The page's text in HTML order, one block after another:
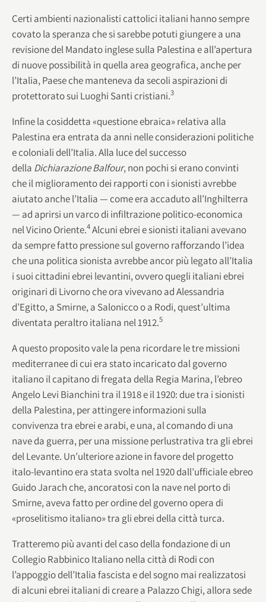
Certi ambienti nazionalisti cattolici italiani hanno sempre
covato la speranza che si sarebbe potuti giungere a una
revisione del Mandato inglese sulla Palestina e all’apertura
di nuove possibilità in quella area geografica, anche per
l’Italia, Paese che manteneva da secoli aspirazioni di
protettorato sui Luoghi Santi cristiani.3
Infine la cosiddetta «questione ebraica» relativa alla
Palestina era entrata da anni nelle considerazioni politiche
e coloniali dell’Italia. Alla luce del successo
della Dichiarazione Balfour, non pochi si erano convinti
che il miglioramento dei rapporti con i sionisti avrebbe
aiutato anche l’Italia — come era accaduto all’Inghilterra
— ad aprirsi un varco di infiltrazione politico-economica
nel Vicino Oriente.4Alcuni ebrei e sionisti italiani avevano
da sempre fatto pressione sul governo rafforzando l’idea
che una politica sionista avrebbe ancor più legato all’Italia
i suoi cittadini ebrei levantini, ovvero quegli italiani ebrei
originari di Livorno che ora vivevano ad Alessandria
d’Egitto, a Smirne, a Salonicco o a Rodi, quest’ultima
diventata peraltro italiana nel 1912.5
A questo proposito vale la pena ricordare le tre missioni
mediterranee di cui era stato incaricato dal governo
italiano il capitano di fregata della Regia Marina, l’ebreo
Angelo Levi Bianchini tra il 1918 e il 1920: due tra i sionisti
della Palestina, per attingere informazioni sulla
convivenza tra ebrei e arabi, e una, al comando di una
nave da guerra, per una missione perlustrativa tra gli ebrei
del Levante. Un’ulteriore azione in favore del progetto
italo-levantino era stata svolta nel 1920 dall’ufficiale ebreo
Guido Jarach che, ancoratosi con la nave nel porto di
Smirne, aveva fatto per ordine del governo opera di
«proselitismo italiano» tra gli ebrei della città turca.
Tratteremo più avanti del caso della fondazione di un
Collegio Rabbinico Italiano nella città di Rodi con
l’appoggio dell’Italia fascista e del sogno mai realizzatosi
di alcuni ebrei italiani di creare a Palazzo Chigi, allora sede